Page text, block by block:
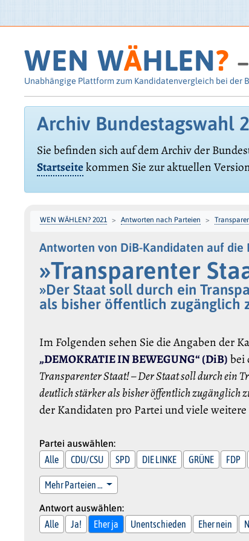
WEN WÄHLEN?
Unabhängige Plattform zum Kandidatenvergleich bei der
Archiv Bundestagswahl
Sie befinden sich auf dem Archiv der
Startseitekommen Sie zur aktuellen
WEN WÄHLEN? 2021 Antworten nach Parteien
Antworten von DiB-Kandidaten auf die
»Transparenter
»Der Staat soll durch ein
als bisher öffentlich zugänglich
Im Folgenden sehen Sie die Angaben der
„DEMOKRATIE IN BEWEGUNG“ (DiB)bei
Transparenter Staat! – Der Staat soll durch ein
deutlich stärker als bisher öffentlich zugänglich
der Kandidaten pro Partei und viele
Partei auswählen:
Alle
CDU/CSU SPD DIE LINKE GRÜNE FDP
Mehr Parteien …
Antwort auswählen:
Alle
Ja! Eher ja Unentschieden Eher nein